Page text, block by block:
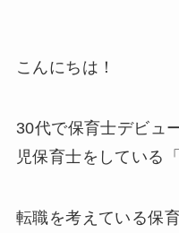
こんにちは！
30代で保育士デビュ
児保育士をしている「
転職を考えている保育